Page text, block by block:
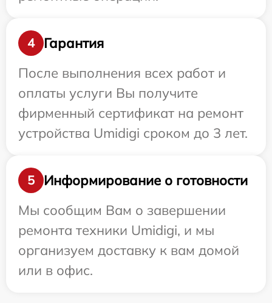
4
Гарантия
После выполнения всех работ и
оплаты услуги Вы получите
фирменный сертификат на ремонт
устройства Umidigi сроком до 3 лет.
5
Информирование о готовности
Мы сообщим Вам о завершении
ремонта техники Umidigi, и мы
организуем доставку к вам домой
или в офис.